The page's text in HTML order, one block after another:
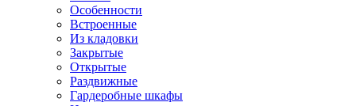
Особенности
Встроенные
Из кладовки
Закрытые
Открытые
Раздвижные
Гардеробные шкафы